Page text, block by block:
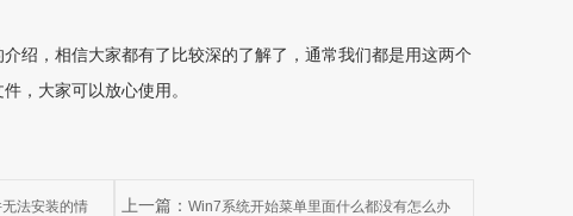
，相信大家都有了比较深的了解了，通常我们都是用这两个
，大家可以放心使用。
法安装的情 上一篇： Win7系统开始菜单里面什么都没有怎么办